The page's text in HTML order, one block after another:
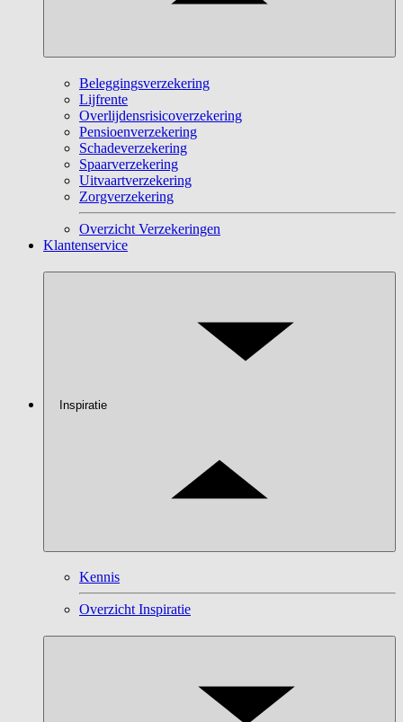
Beleggingsverzekering
Lijfrente
Overlijdensrisicoverzekering
Pensioenverzekering
Schadeverzekering
Spaarverzekering
Uitvaartverzekering
Zorgverzekering
Overzicht Verzekeringen
Klantenservice
Inspiratie
Kennis
Overzicht Inspiratie